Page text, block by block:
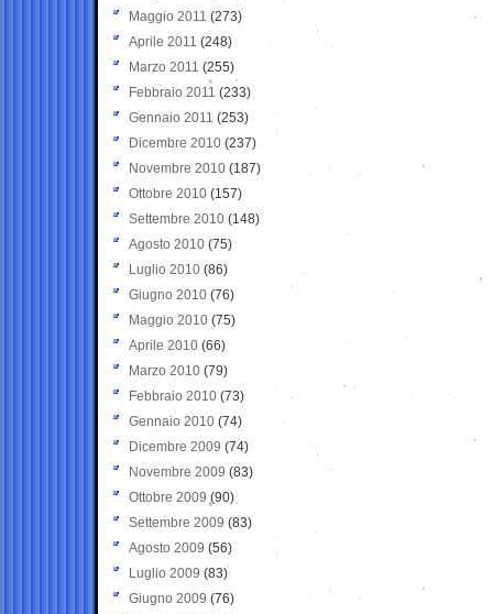
Maggio 2011 (273)
Aprile 2011 (248)
Marzo 2011 (255)
Febbraio 2011 (233)
Gennaio 2011 (253)
Dicembre 2010 (237)
Novembre 2010 (187)
Ottobre 2010 (157)
Settembre 2010 (148)
Agosto 2010 (75)
Luglio 2010 (86)
Giugno 2010 (76)
Maggio 2010 (75)
Aprile 2010 (66)
Marzo 2010 (79)
Febbraio 2010 (73)
Gennaio 2010 (74)
Dicembre 2009 (74)
Novembre 2009 (83)
Ottobre 2009 (90)
Settembre 2009 (83)
Agosto 2009 (56)
Luglio 2009 (83)
Giugno 2009 (76)